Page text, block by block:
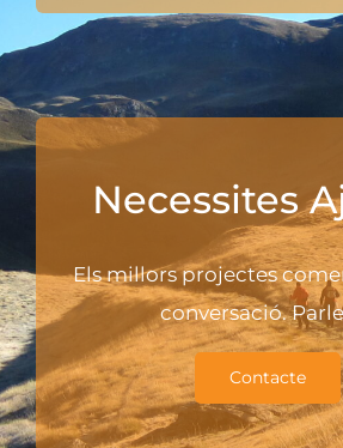
Necessites
Els millors projectes
conversació.
Contacte